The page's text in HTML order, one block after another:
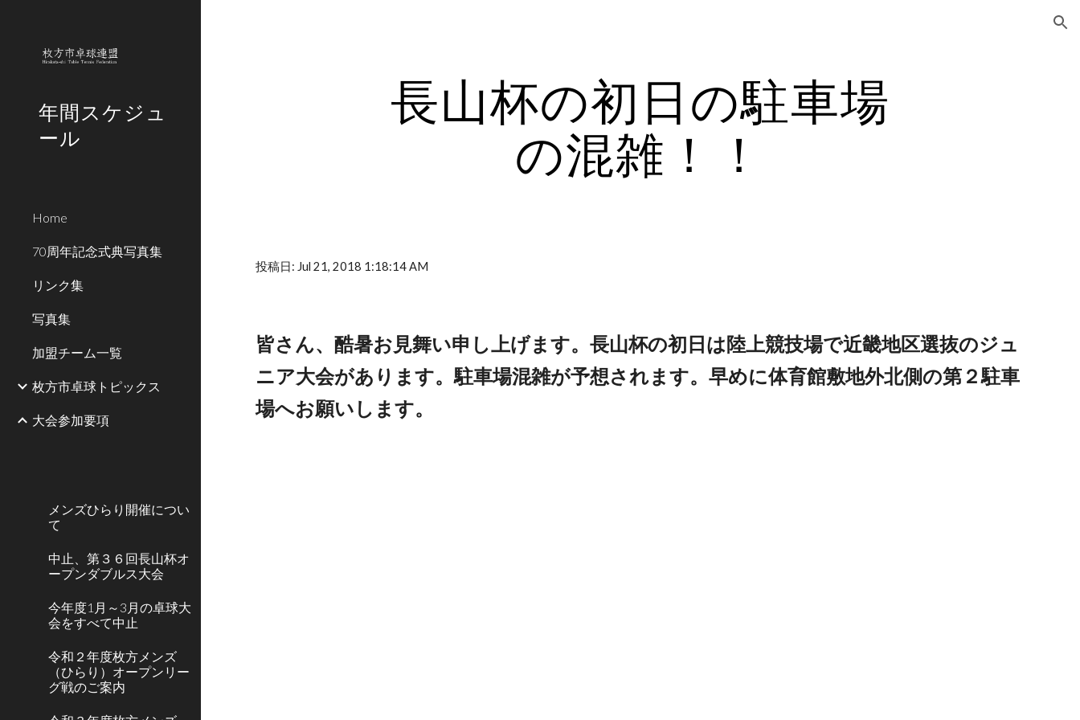
年間スケジュ
ール
Home
70周年記念式典写真集
リンク集
写真集
加盟チーム一覧
枚方市卓球トピックス
大会参加要項
メンズひらり開催につい
て
中止、第３６回長山杯オ
ープンダブルス大会
今年度1月～3月の卓球大
会をすべて中止
令和２年度枚方メンズ
（ひらり）オープンリー
グ戦のご案内
長山杯の初日の駐車場
の混雑！！
投稿日: Jul 21, 2018 1:18:14 AM
皆さん、酷暑お見舞い申し上げます。長山杯の初日は陸上競技場で近畿地区選抜のジュ
ニア大会があります。駐車場混雑が予想されます。早めに体育館敷地外北側の第２駐車
場へお願いします。